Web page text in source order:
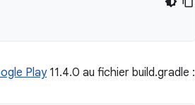
Play11.4.0 au fichier build.gradle :